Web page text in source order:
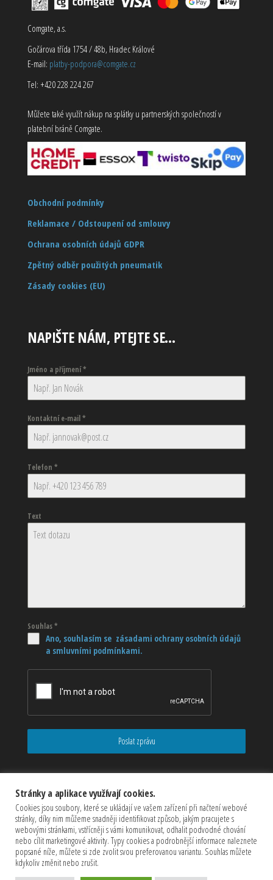
Comgate, a.s.
Gočárova třída 1754 / 48b, Hradec Králové
E-mail: platby-podpora@comgate.cz
Tel: +420 228 224 267
Můžete také využít nákup na splátky u partnerských společností v
platební bráně Comgate.
Obchodní podmínky
Reklamace / Odstoupení od smlouvy
Ochrana osobních údajů GDPR
Zpětný odběr použitých pneumatik
Zásady cookies (EU)
NAPIŠTE NÁM, PTEJTE SE…
Jméno a příjmení*
Kontaktní e-mail*
Telefon *
Text
Souhlas*
Ano, souhlasím se zásadami ochrany osobních údajů
a smluvními podmínkami.
Poslat zprávu
Stránky a aplikace využívají cookies.
Cookies jsou soubory, které se ukládají ve vašem zařízení při načtení webové
stránky, díky nim můžeme snadněji identifikovat způsob, jakým pracujete s
webovými stránkami, vstřícněji s vámi komunikovat, odhalit podvodné chování
nebo cílit marketingové aktivity. Typy cookies a podrobnější informace naleznete
popsané níže, můžete si zde zvolit svou preferovanou variantu. Souhlas můžete
kdykoliv změnit nebo zrušit.